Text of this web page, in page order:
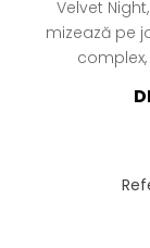
Velvet
mizează pe